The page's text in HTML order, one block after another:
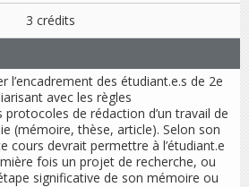
3 crédits
l’encadrement des étudiant.e.s de 2e
avec les règles
de rédaction d’un travail de
(mémoire, thèse, article). Selon son
cours devrait permettre à l’étudiant.e
fois un projet de recherche, ou
significative de son mémoire ou